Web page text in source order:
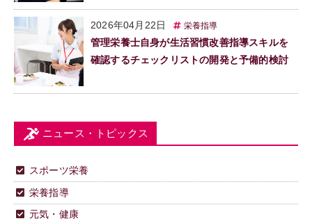
2026年04月22日 栄養指導
管理栄養士自身が生活習慣改善指導スキルを
確認するチェックリストの開発と予備的検討
ニュース・トピックス
スポーツ栄養
栄養指導
元気・健康